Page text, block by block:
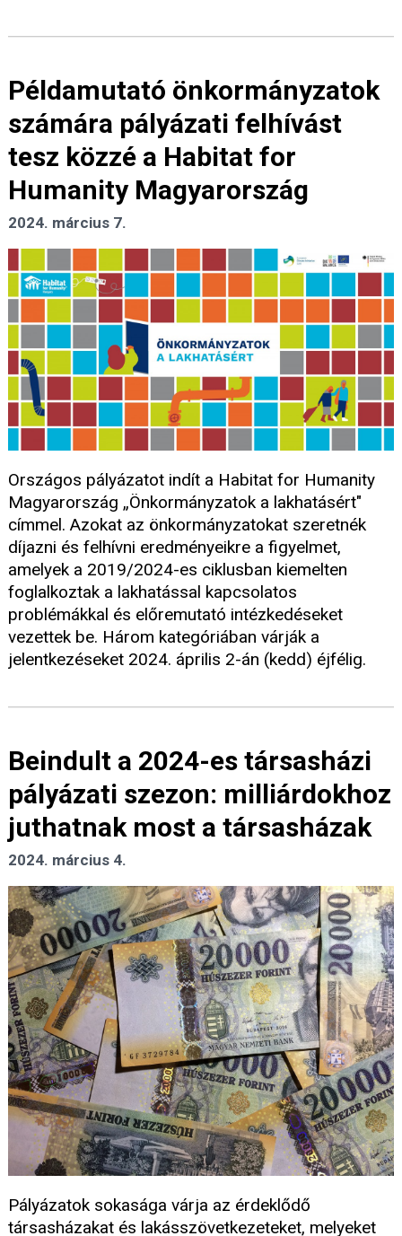
Példamutató önkormányzatok
számára pályázati felhívást
tesz közzé a Habitat for
Humanity Magyarország
2024. március 7.
Országos pályázatot indít a Habitat for Humanity
Magyarország „Önkormányzatok a lakhatásért"
címmel. Azokat az önkormányzatokat szeretnék
díjazni és felhívni eredményeikre a figyelmet,
amelyek a 2019/2024-es ciklusban kiemelten
foglalkoztak a lakhatással kapcsolatos
problémákkal és előremutató intézkedéseket
vezettek be. Három kategóriában várják a
jelentkezéseket 2024. április 2-án (kedd) éjfélig.
Beindult a 2024-es társasházi
pályázati szezon: milliárdokhoz
juthatnak most a társasházak
2024. március 4.
Pályázatok sokasága várja az érdeklődő
társasházakat és lakásszövetkezeteket, melyeket